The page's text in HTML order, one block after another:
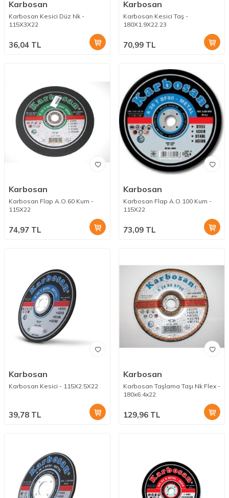
Karbosan
Karbosan Kesici Düz Nk -
115X3X22
36,04 TL
Karbosan
Karbosan Kesici Taş -
180X1.9X22.23
70,99 TL
Karbosan
Karbosan Flap A.O.60 Kum -
115X22
74,97 TL
Karbosan
Karbosan Flap A.O.100 Kum -
115X22
73,09 TL
Karbosan
Karbosan Kesici - 115X2.5X22
39,78 TL
Karbosan
Karbosan Taşlama Taşı Nk Flex -
180x6.4x22
129,96 TL